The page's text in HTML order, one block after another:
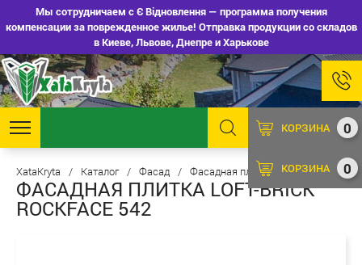
Мы сотрудничаем с Є Відновлення — программа получения
компенсации за поврежденное жилье! Отправка продукции со складов
в Киеве, Львове, Днепре и Харькове
0
КОРЗИНА
0
КОРЗИНА
XataKryta / Каталог / Фасад / Фасадная плитка
ФАСАДНАЯ ПЛИТКА LOFT-BRICK
ROCKFACE 542